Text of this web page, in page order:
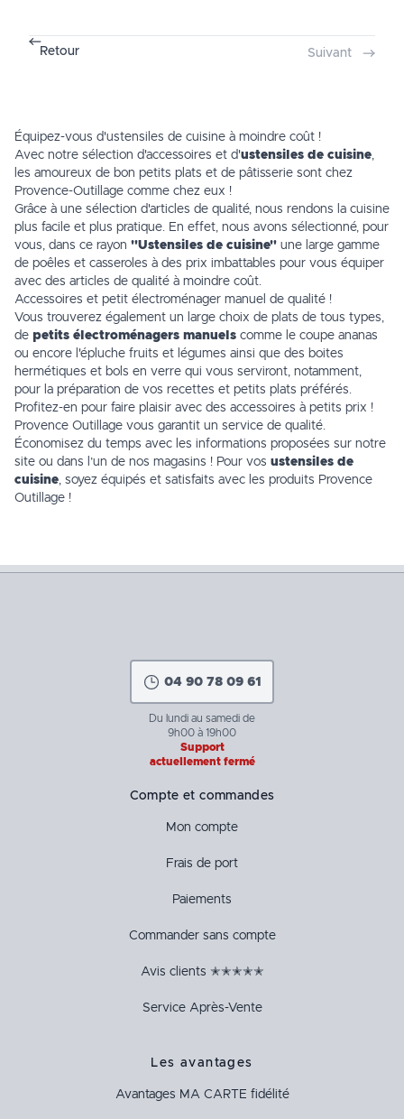
Retour Suivant
Équipez-vous d'ustensiles de cuisine à moindre coût !
Avec notre sélection d'accessoires et d'ustensiles de cuisine,
les amoureux de bon petits plats et de pâtisserie sont chez
Provence-Outillage comme chez eux !
Grâce à une sélection d'articles de qualité, nous rendons la cuisine
plus facile et plus pratique. En effet, nous avons sélectionné, pour
vous, dans ce rayon "Ustensiles de cuisine" une large gamme
de poêles et casseroles à des prix imbattables pour vous équiper
avec des articles de qualité à moindre coût.
Accessoires et petit électroménager manuel de qualité !
Vous trouverez également un large choix de plats de tous types,
de petits électroménagers manuels comme le coupe ananas
ou encore l'épluche fruits et légumes ainsi que des boites
hermétiques et bols en verre qui vous serviront, notamment,
pour la préparation de vos recettes et petits plats préférés.
Profitez-en pour faire plaisir avec des accessoires à petits prix !
Provence Outillage vous garantit un service de qualité.
Économisez du temps avec les informations proposées sur notre
site ou dans l’un de nos magasins ! Pour vos ustensiles de
cuisine, soyez équipés et satisfaits avec les produits Provence
Outillage !
04 90 78 09 61
Du lundi au samedi de
9h00 à 19h00
Support
actuellement fermé
Compte et commandes
Mon compte
Frais de port
Paiements
Commander sans compte
Avis clients ✭✭✭✭✭
Service Après-Vente
Les avantages
Avantages MA CARTE fidélité